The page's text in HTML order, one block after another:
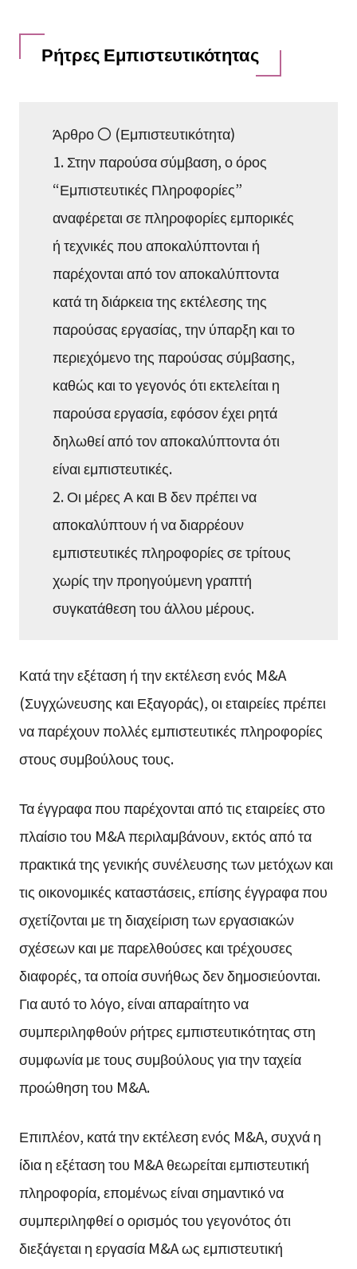
Ρήτρες Εμπιστευτικότητας
Άρθρο 〇 (Εμπιστευτικότητα)
1. Στην παρούσα σύμβαση, ο όρος
“Εμπιστευτικές Πληροφορίες”
αναφέρεται σε πληροφορίες εμπορικές
ή τεχνικές που αποκαλύπτονται ή
παρέχονται από τον αποκαλύπτοντα
κατά τη διάρκεια της εκτέλεσης της
παρούσας εργασίας, την ύπαρξη και το
περιεχόμενο της παρούσας σύμβασης,
καθώς και το γεγονός ότι εκτελείται η
παρούσα εργασία, εφόσον έχει ρητά
δηλωθεί από τον αποκαλύπτοντα ότι
είναι εμπιστευτικές.
2. Οι μέρες Α και Β δεν πρέπει να
αποκαλύπτουν ή να διαρρέουν
εμπιστευτικές πληροφορίες σε τρίτους
χωρίς την προηγούμενη γραπτή
συγκατάθεση του άλλου μέρους.
Κατά την εξέταση ή την εκτέλεση ενός M&A
(Συγχώνευσης και Εξαγοράς), οι εταιρείες πρέπει
να παρέχουν πολλές εμπιστευτικές πληροφορίες
στους συμβούλους τους.
Τα έγγραφα που παρέχονται από τις εταιρείες στο
πλαίσιο του M&A περιλαμβάνουν, εκτός από τα
πρακτικά της γενικής συνέλευσης των μετόχων και
τις οικονομικές καταστάσεις, επίσης έγγραφα που
σχετίζονται με τη διαχείριση των εργασιακών
σχέσεων και με παρελθούσες και τρέχουσες
διαφορές, τα οποία συνήθως δεν δημοσιεύονται.
Για αυτό το λόγο, είναι απαραίτητο να
συμπεριληφθούν ρήτρες εμπιστευτικότητας στη
συμφωνία με τους συμβούλους για την ταχεία
προώθηση του M&A.
Επιπλέον, κατά την εκτέλεση ενός M&A, συχνά η
ίδια η εξέταση του M&A θεωρείται εμπιστευτική
πληροφορία, επομένως είναι σημαντικό να
συμπεριληφθεί ο ορισμός του γεγονότος ότι
διεξάγεται η εργασία M&A ως εμπιστευτική